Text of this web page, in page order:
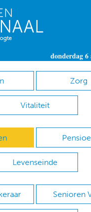
donderdag 6
Zorg
Vitaliteit
Levenseinde
Senioren